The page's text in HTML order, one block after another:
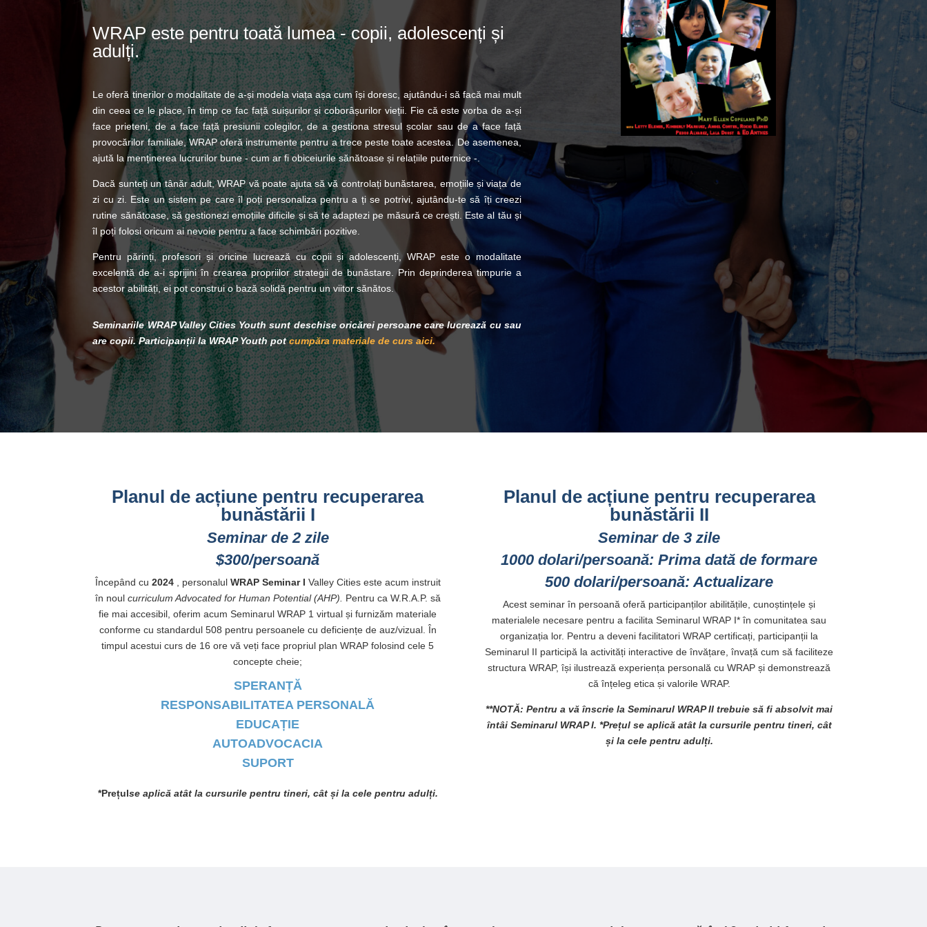
WRAP este pentru toată lumea - copii, adolescenți și
adulți.
Le oferă tinerilor o modalitate de a-și modela viața așa cum își doresc, ajutându-i să facă mai mult
din ceea ce le place, în timp ce fac față suișurilor și coborâșurilor vieții. Fie că este vorba de a-și
face prieteni, de a face față presiunii colegilor, de a gestiona stresul școlar sau de a face față
provocărilor familiale, WRAP oferă instrumente pentru a trece peste toate acestea. De asemenea,
ajută la menținerea lucrurilor bune - cum ar fi obiceiurile sănătoase și relațiile puternice -.
Dacă sunteți un tânăr adult, WRAP vă poate ajuta să vă controlați bunăstarea, emoțiile și viața de
zi cu zi. Este un sistem pe care îl poți personaliza pentru a ți se potrivi, ajutându-te să îți creezi
rutine sănătoase, să gestionezi emoțiile dificile și să te adaptezi pe măsură ce crești. Este al tău și
îl poți folosi oricum ai nevoie pentru a face schimbări pozitive.
Pentru părinți, profesori și oricine lucrează cu copii și adolescenți, WRAP este o modalitate
excelentă de a-i sprijini în crearea propriilor strategii de bunăstare. Prin deprinderea timpurie a
acestor abilități, ei pot construi o bază solidă pentru un viitor sănătos.
Seminariile WRAP Valley Cities Youth sunt deschise oricărei persoane care lucrează cu sau
are copii. Participanții la WRAP Youth potcumpăra materiale de curs aici.
Planul de acțiune pentru recuperarea
bunăstării I
Seminar de 2 zile
$300/persoană
Începând cu 2024 , personalul WRAP Seminar I Valley Cities este acum instruit
în noul curriculum Advocated for Human Potential (AHP). Pentru ca W.R.A.P. să
fie mai accesibil, oferim acum Seminarul WRAP 1 virtual și furnizăm materiale
conforme cu standardul 508 pentru persoanele cu deficiențe de auz/vizual. În
timpul acestui curs de 16 ore vă veți face propriul plan WRAP folosind cele 5
concepte cheie;
SPERANȚĂ
RESPONSABILITATEA PERSONALĂ
EDUCAȚIE
AUTOADVOCACIA
SUPORT
*Prețulse aplică atât la cursurile pentru tineri, cât și la cele pentru adulți.
Planul de acțiune pentru recuperarea
bunăstării II
Seminar de 3 zile
1000 dolari/persoană: Prima dată de formare
500 dolari/persoană: Actualizare
Acest seminar în persoană oferă participanților abilitățile, cunoștințele și
materialele necesare pentru a facilita Seminarul WRAP I* în comunitatea sau
organizația lor. Pentru a deveni facilitatori WRAP certificați, participanții la
Seminarul II participă la activități interactive de învățare, învață cum să faciliteze
structura WRAP, își ilustrează experiența personală cu WRAP și demonstrează
că înțeleg etica și valorile WRAP.
**NOTĂ: Pentru a vă înscrie la Seminarul WRAP II trebuie să fi absolvit mai
întâi Seminarul WRAP I. *Prețul se aplică atât la cursurile pentru tineri, cât
și la cele pentru adulți.